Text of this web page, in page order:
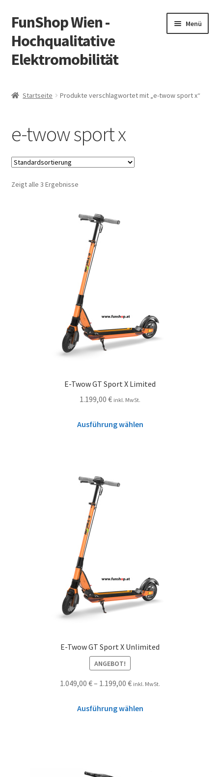
Zur
Navigation
springen
Zum
Inhalt
springen
FunShop Wien -
Hochqualitative
Elektromobilität
Menü
öffnen
Vorsicht Internetbetrug
Über FunShop
Impressum
Zum Onlineshop in der Web Version
Startseite Produkte verschlagwortet mit „e-twow sport x“
e-twow sport x
Zeigt alle 3 Ergebnisse
E-Twow GT Sport X Limited
1.199,00 € inkl. MwSt.
Ausführung wählen
E-Twow GT Sport X Unlimited
ANGEBOT!
1.049,00 €– 1.199,00 € inkl. MwSt.
Ausführung wählen